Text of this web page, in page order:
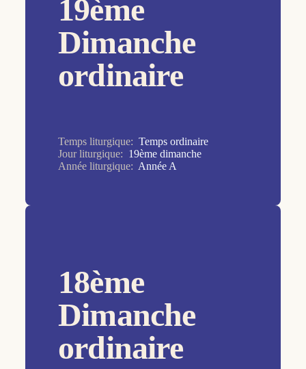
27ème dimanche
29ème dimanche
2ème dimanche
32ème dimanche
33ème dimanche
6ème dimanche
7ème dimanche
8ème dimanche
9ème dimanche
19ème
Dimanche
ordinaire
Temps liturgique: Temps ordinaire
Jour liturgique: 19ème dimanche
Année liturgique: Année A
18ème
Dimanche
ordinaire